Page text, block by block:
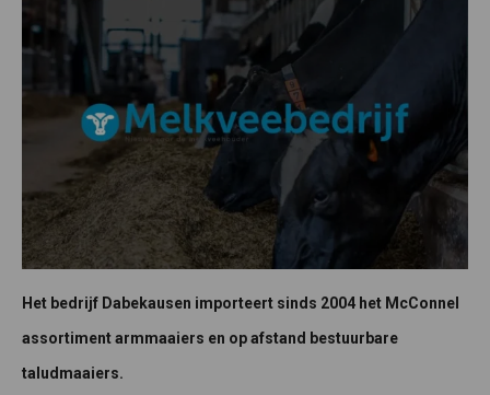
Het bedrijf Dabekausen importeert sinds 2004 het McConnel
assortiment armmaaiers en op afstand bestuurbare
taludmaaiers.